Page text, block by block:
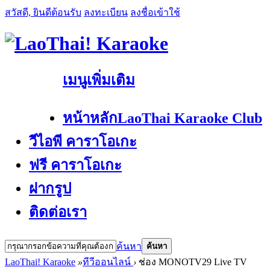
สวัสดี, ยินดีต้อนรับ ลงทะเบียน ลงชื่อเข้าใช้
เมนูเพิ่มเติม
หน้าหลักLaoThai Karaoke Club
วีไอพี คาราโอเกะ
ฟรี คาราโอเกะ
ฝากรูป
ติดต่อเรา
ค้นหา ค้นหา
LaoThai! Karaoke »ทีวีออนไลน์ › ช่อง MONOTV29 Live TV